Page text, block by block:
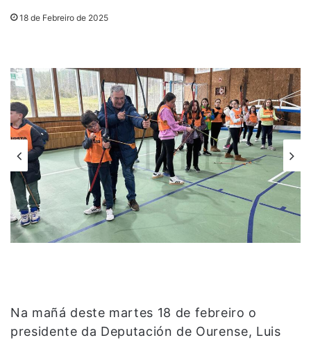
18 de Febreiro de 2025
Na mañá deste martes 18 de febreiro o
presidente da Deputación de Ourense, Luis